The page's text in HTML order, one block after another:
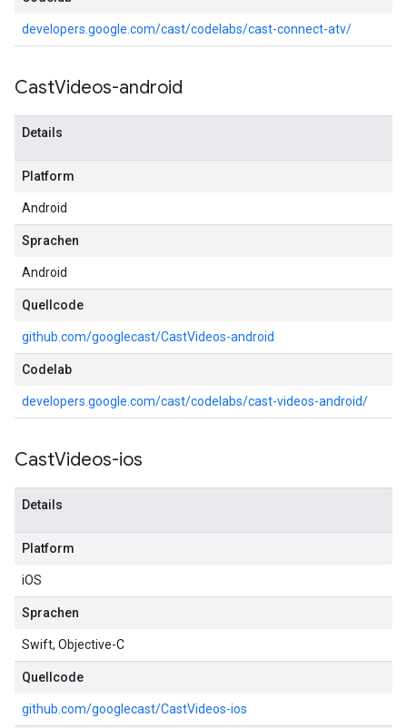
developers.google.com/cast/codelabs/cast-connect-atv/
CastVideos-android
Details
Platform
Android
Sprachen
Android
Quellcode
github.com/googlecast/CastVideos-android
Codelab
developers.google.com/cast/codelabs/cast-videos-android/
CastVideos-ios
Details
Platform
iOS
Sprachen
Swift, Objective-C
Quellcode
github.com/googlecast/CastVideos-ios